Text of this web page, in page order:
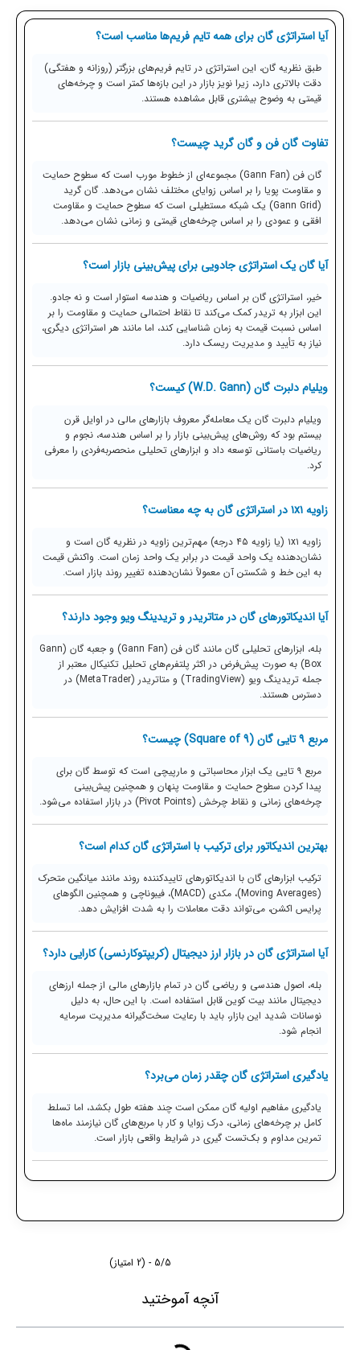
آیا استراتژی گان برای همه تایم فریم‌ها مناسب است؟
طبق نظریه گان، این استراتژی در تایم فریم‌های بزرگتر (روزانه و هفتگی)
دقت بالاتری دارد، زیرا نویز بازار در این بازه‌ها کمتر است و چرخه‌های
قیمتی به وضوح بیشتری قابل مشاهده هستند.
تفاوت گان فن و گان گرید چیست؟
گان فن (Gann Fan) مجموعه‌ای از خطوط مورب است که سطوح حمایت
و مقاومت پویا را بر اساس زوایای مختلف نشان می‌دهد. گان گرید
(Gann Grid) یک شبکه مستطیلی است که سطوح حمایت و مقاومت
افقی و عمودی را بر اساس چرخه‌های قیمتی و زمانی نشان می‌دهد.
آیا گان یک استراتژی جادویی برای پیش‌بینی بازار است؟
خیر، استراتژی گان بر اساس ریاضیات و هندسه استوار است و نه جادو.
این ابزار به تریدر کمک می‌کند تا نقاط احتمالی حمایت و مقاومت را بر
اساس نسبت قیمت به زمان شناسایی کند، اما مانند هر استراتژی دیگری،
نیاز به تأیید و مدیریت ریسک دارد.
ویلیام دلبرت گان (W.D. Gann) کیست؟
ویلیام دلبرت گان یک معامله‌گر معروف بازارهای مالی در اوایل قرن
بیستم بود که روش‌های پیش‌بینی بازار را بر اساس هندسه، نجوم و
ریاضیات باستانی توسعه داد و ابزارهای تحلیلی منحصر‌به‌فردی را معرفی
کرد.
زاویه ۱x۱ در استراتژی گان به چه معناست؟
زاویه ۱x۱ (یا زاویه ۴۵ درجه) مهم‌ترین زاویه در نظریه گان است و
نشان‌دهنده یک واحد قیمت در برابر یک واحد زمان است. واکنش قیمت
به این خط و شکستن آن معمولاً نشان‌دهنده تغییر روند بازار است.
آیا اندیکاتورهای گان در متاتریدر و تریدینگ ویو وجود دارند؟
بله، ابزارهای تحلیلی گان مانند گان فن (Gann Fan) و جعبه گان (Gann
Box) به صورت پیش‌فرض در اکثر پلتفرم‌های تحلیل تکنیکال معتبر از
جمله تریدینگ ویو (TradingView) و متاتریدر (MetaTrader) در
دسترس هستند.
مربع ۹ تایی گان (Square of 9) چیست؟
مربع ۹ تایی یک ابزار محاسباتی و مارپیچی است که توسط گان برای
پیدا کردن سطوح حمایت و مقاومت پنهان و همچنین پیش‌بینی
چرخه‌های زمانی و نقاط چرخش (Pivot Points) در بازار استفاده می‌شود.
بهترین اندیکاتور برای ترکیب با استراتژی گان کدام است؟
ترکیب ابزارهای گان با اندیکاتورهای تاییدکننده روند مانند میانگین متحرک
(Moving Averages)، مکدی (MACD)، فیبوناچی و همچنین الگوهای
پرایس اکشن، می‌تواند دقت معاملات را به شدت افزایش دهد.
آیا استراتژی گان در بازار ارز دیجیتال (کریپتوکارنسی) کارایی دارد؟
بله، اصول هندسی و ریاضی گان در تمام بازارهای مالی از جمله ارزهای
دیجیتال مانند بیت کوین قابل استفاده است. با این حال، به دلیل
نوسانات شدید این بازار، باید با رعایت سخت‌گیرانه مدیریت سرمایه
انجام شود.
یادگیری استراتژی گان چقدر زمان می‌برد؟
یادگیری مفاهیم اولیه گان ممکن است چند هفته طول بکشد، اما تسلط
کامل بر چرخه‌های زمانی، درک زوایا و کار با مربع‌های گان نیازمند ماه‌ها
تمرین مداوم و بک‌تست گیری در شرایط واقعی بازار است.
5/5 - (2 امتیاز)
آنچه آموختید